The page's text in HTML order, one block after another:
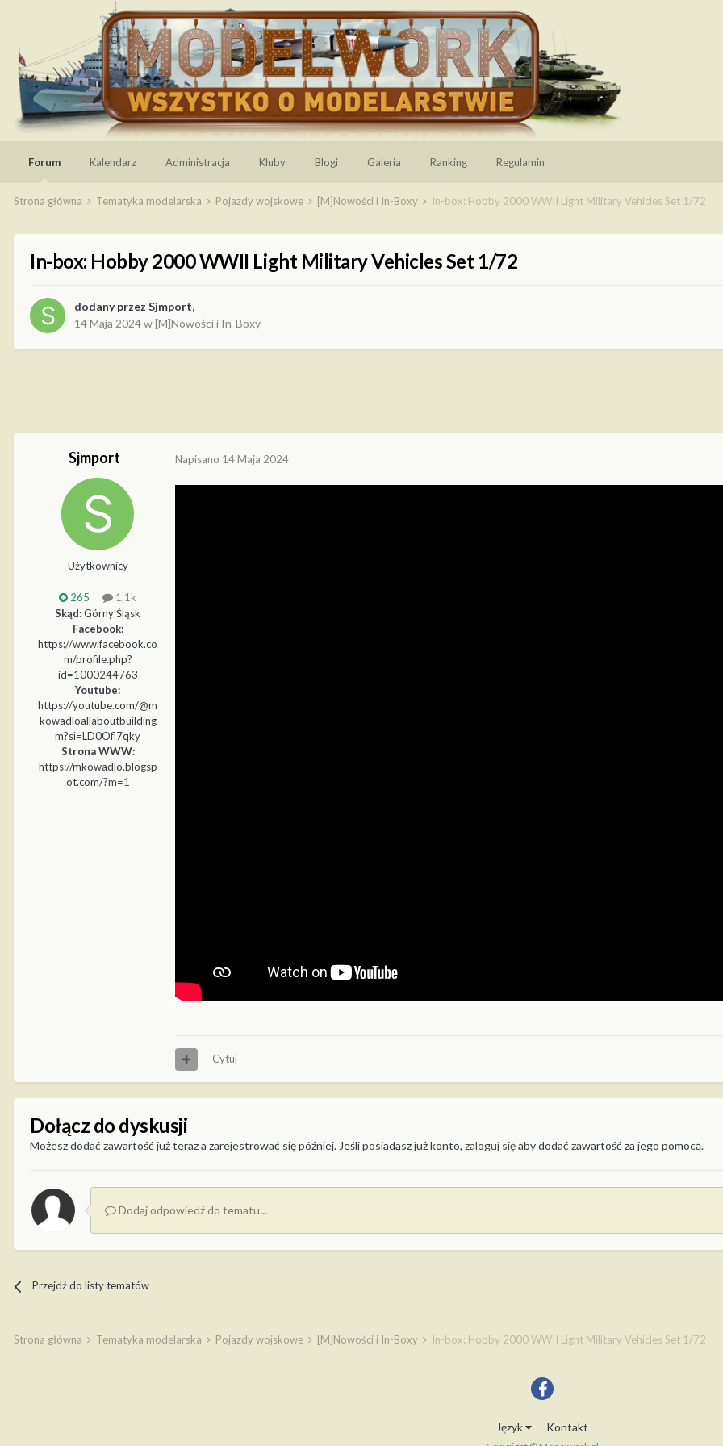
Forum Kalendarz Administracja Kluby Blogi Galeria Ranking Regulamin
Strona główna Tematyka modelarska Pojazdy wojskowe [M]Nowości i In-Boxy In-box: Hobby 2000 WWII Light Military Vehicles Set 1/72
In-box: Hobby 2000 WWII Light Military Vehicles Set 1/72
dodany przez Sjmport,
14 Maja 2024w[M]Nowości i In-Boxy
Sjmport
Użytkownicy
265
1,1k
Skąd:Górny Śląsk
Facebook:
https://www.facebook.co
m/profile.php?
id=1000244763
Youtube:
https://youtube.com/@m
kowadloallaboutbuilding
m?si=LD0Ofl7qky
Strona WWW:
https://mkowadlo.blogsp
ot.com/?m=1
Napisano 14 Maja 2024
Cytuj
Dołącz do dyskusji
Możesz dodać zawartość już teraz a zarejestrować się później. Jeśli posiadasz już konto, zaloguj sięaby dodać zawartość za jego pomocą.
Dodaj odpowiedź do tematu...
Przejdź do listy tematów
Strona główna Tematyka modelarska Pojazdy wojskowe [M]Nowości i In-Boxy In-box: Hobby 2000 WWII Light Military Vehicles Set 1/72
Język Kontakt